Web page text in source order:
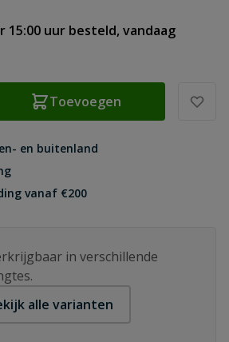
15:00 uur besteld, vandaag
Toevoegen
en buitenland
vanaf €200
in verschillende
alle varianten